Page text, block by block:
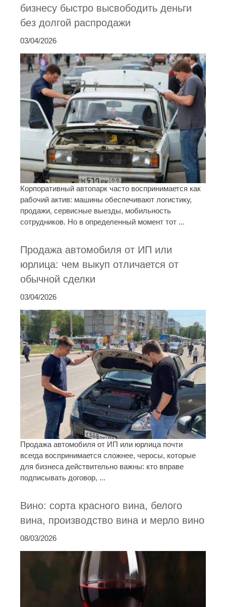
бизнесу быстро высвободить деньги
без долгой распродажи
03/04/2026
Корпоративный автопарк часто воспринимается как
рабочий актив: машины обеспечивают логистику,
продажи, сервисные выезды, мобильность
сотрудников. Но в определенный момент тот ...
Продажа автомобиля от ИП или
юрлица: чем выкуп отличается от
обычной сделки
03/04/2026
Продажа автомобиля от ИП или юрлица почти
всегда воспринимается сложнее, черосы, которые
для бизнеса действительно важны: кто вправе
подписывать договор, ...
Вино: сорта красного вина, белого
вина, производство вина и мерло вино
08/03/2026